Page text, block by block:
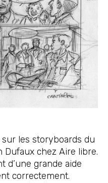
les storyboards du
Dufaux chez Aire libre.
d’une grande aide
correctement.